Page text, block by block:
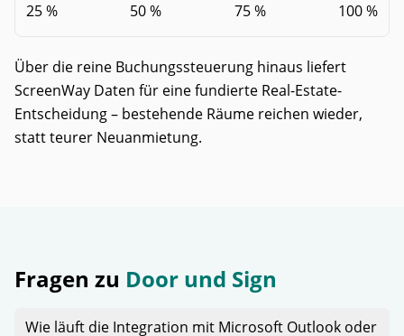
25 % 50 % 75 % 100 %
Über die reine Buchungssteuerung hinaus liefert
ScreenWay Daten für eine fundierte Real-Estate-
Entscheidung – bestehende Räume reichen wieder,
statt teurer Neuanmietung.
Fragen zu Door und Sign
Wie läuft die Integration mit Microsoft Outlook oder